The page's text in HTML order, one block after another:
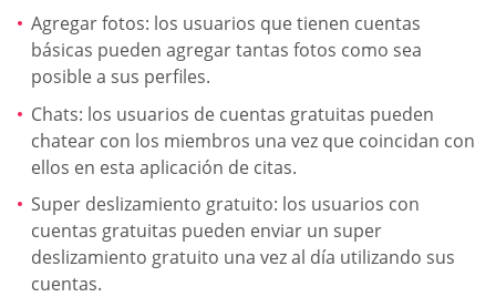
Agregar fotos: los usuarios que tienen cuentas
básicas pueden agregar tantas fotos como sea
posible a sus perfiles.
Chats: los usuarios de cuentas gratuitas pueden
chatear con los miembros una vez que coincidan con
ellos en esta aplicación de citas.
Super deslizamiento gratuito: los usuarios con
cuentas gratuitas pueden enviar un super
deslizamiento gratuito una vez al día utilizando sus
cuentas.